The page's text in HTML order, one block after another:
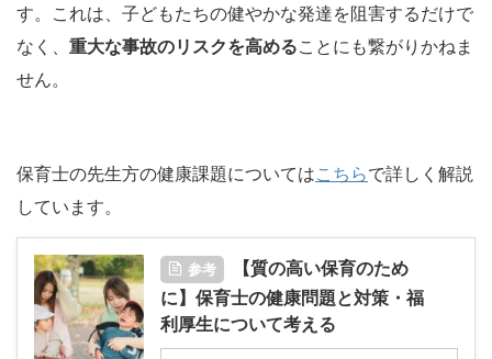
す。これは、子どもたちの健やかな発達を阻害するだけで
なく、 重大な事故のリスクを高めることにも繋がりかねま
せん。
保育士の先生方の健康課題についてはこちらで詳しく解説
しています。
参考
【質の高い保育のため
に】保育士の健康問題と対策・福
利厚生について考える